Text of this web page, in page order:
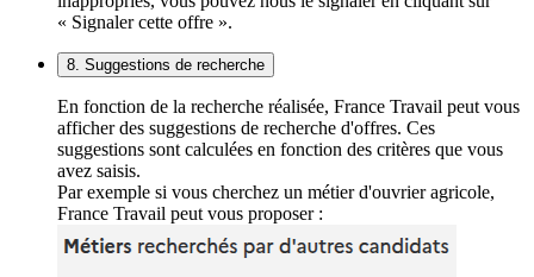
« Signaler cette offre ».
8. Suggestions de recherche
En fonction de la recherche réalisée, France Travail peut vous
afficher des suggestions de recherche d'offres. Ces
suggestions sont calculées en fonction des critères que vous
avez saisis.
Par exemple si vous cherchez un métier d'ouvrier agricole,
France Travail peut vous proposer :